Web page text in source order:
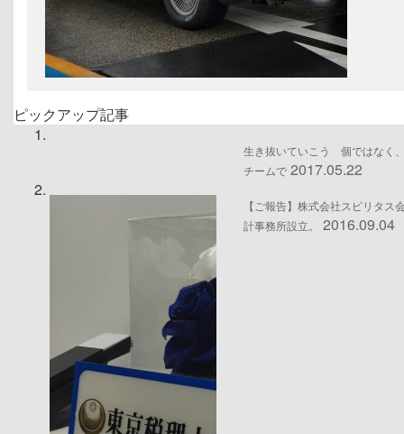
ピックアップ記事
生き抜いていこう 個ではなく
チームで 2017.05.22
【ご報告】株式会社スピリタス
計事務所設立。
2016.09.04